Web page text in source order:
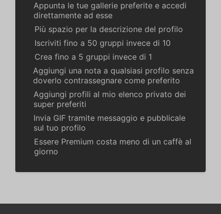
Appunta le tue gallerie preferite e accedi
direttamente ad esse
Più spazio per la descrizione del profilo
Iscriviti fino a 50 gruppi invece di 10
Crea fino a 5 gruppi invece di 1
Aggiungi una nota a qualsiasi profilo senza
doverlo contrassegnare come preferito
Aggiungi profili al mio elenco privato dei
super preferiti
Invia GIF tramite messaggio e pubblicale
sul tuo profilo
Essere Premium costa meno di un caffè al
giorno